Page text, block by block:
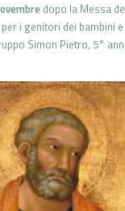
dopo la Messa
i genitori dei bambini
Simon Pietro, 5°